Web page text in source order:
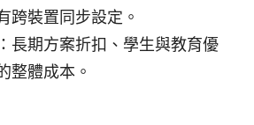
跨裝置同步設定。
長期方案折扣、學生與教育優
整體成本。